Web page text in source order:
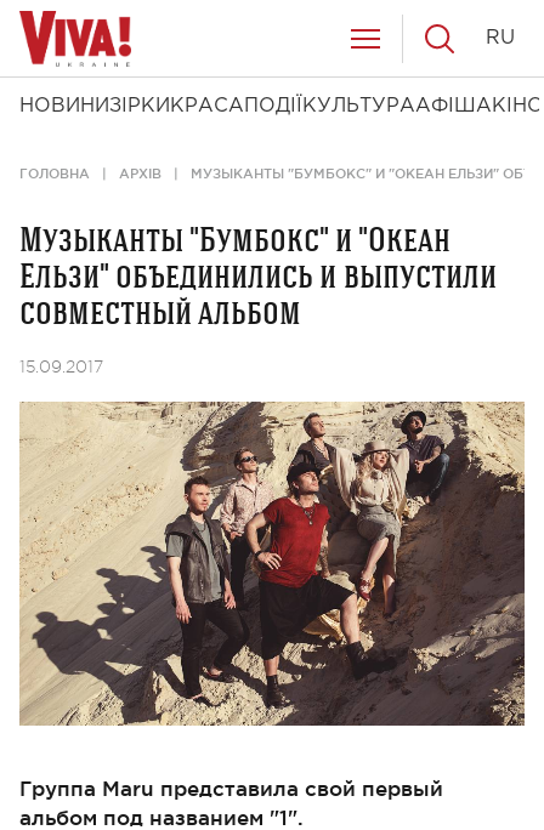
НОВИНИ ЗІРКИ КРАСА ПОДІЇ КУЛЬТУРААФІША КІНО
RU
ГОЛОВНА АРХІВ МУЗЫКАНТЫ "БУМБОКС" И "ОКЕАН ЕЛЬЗИ"
Музыканты "Бумбокс" и "Океан
Ельзи" объединились и выпустили
совместный альбом
15.09.2017
Группа Maru представила свой первый
альбом под названием "1".